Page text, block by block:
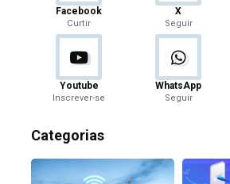
Facebook
Curtir
X
Seguir
Youtube
Inscrever-se
WhatsApp
Seguir
Categorias